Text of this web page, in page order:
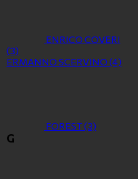
ENRICO COVERI
(3)
ERMANNO SCERVINO (4)
FOREST(3)
G